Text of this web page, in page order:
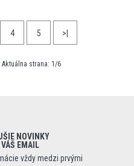
4 5 >|
strana: 1/6
NOVINKY
EMAIL
vždy medzi prvými